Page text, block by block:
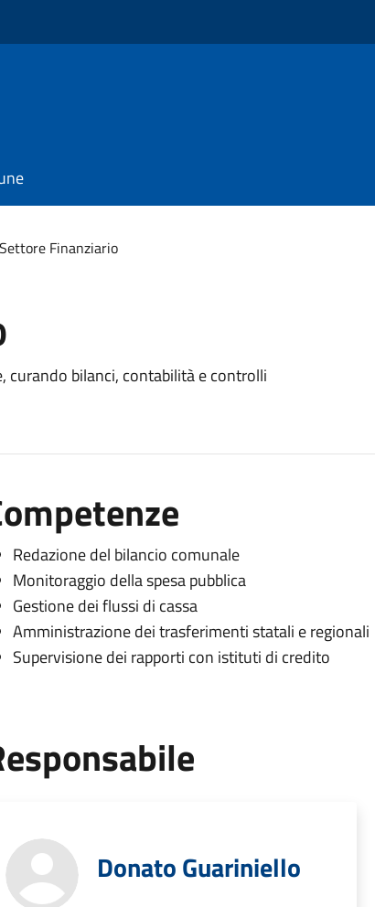
Settore Finanziario
curando bilanci, contabilità e controlli
Redazione del bilancio comunale
Monitoraggio della spesa pubblica
Gestione dei flussi di cassa
Amministrazione dei trasferimenti statali e regionali
Supervisione dei rapporti con istituti di credito
Donato Guariniello